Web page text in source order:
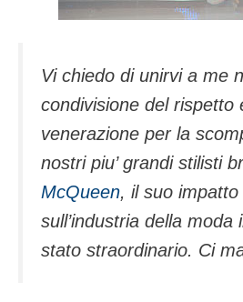
Vi chiedo di unirvi a me
condivisione del rispetto
venerazione per la
nostri piu’ grandi stilisti
McQueen, il suo
sull’industria della moda
stato straordinario. Ci